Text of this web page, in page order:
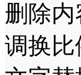
删除内
调换比